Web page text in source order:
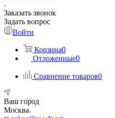
Заказать звонок
Задать вопрос
Войти
Корзина0
Отложенные0
Сравнение товаров0
Ваш город
Москва